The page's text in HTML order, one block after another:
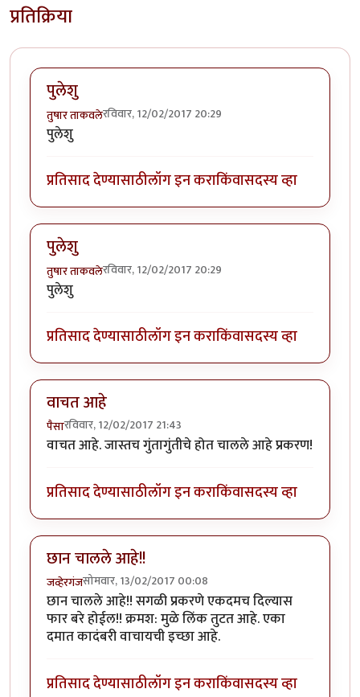
प्रतिक्रिया
पुलेशु
तुषार ताकवलेरविवार, 12/02/2017 20:29
पुलेशु
प्रतिसाद देण्यासाठीलॉग इन कराकिंवासदस्य व्हा
पुलेशु
तुषार ताकवलेरविवार, 12/02/2017 20:29
पुलेशु
प्रतिसाद देण्यासाठीलॉग इन कराकिंवासदस्य व्हा
वाचत आहे
पैसारविवार, 12/02/2017 21:43
वाचत आहे. जास्तच गुंतागुंतीचे होत चालले आहे प्रकरण!
प्रतिसाद देण्यासाठीलॉग इन कराकिंवासदस्य व्हा
छान चालले आहे!!
जव्हेरगंजसोमवार, 13/02/2017 00:08
छान चालले आहे!! सगळी प्रकरणे एकदमच दिल्यास
फार बरे होईल!! क्रमश: मुळे लिंक तुटत आहे. एका
दमात कादंबरी वाचायची इच्छा आहे.
प्रतिसाद देण्यासाठीलॉग इन कराकिंवासदस्य व्हा